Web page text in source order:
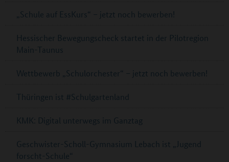
„Schule auf EssKurs“ – jetzt noch bewerben!
Hessischer Bewegungscheck startet in der Pilotregion
Main-Taunus
Wettbewerb „Schulorchester“ – jetzt noch bewerben!
Thüringen ist #Schulgartenland
KMK: Digital unterwegs im Ganztag
Geschwister-Scholl-Gymnasium Lebach ist „Jugend
forscht-Schule“